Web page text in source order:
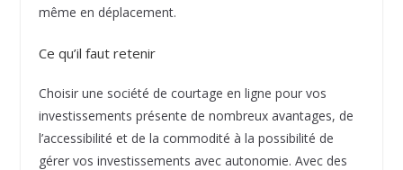
même en déplacement.
Ce qu’il faut retenir
Choisir une société de courtage en ligne pour vos
investissements présente de nombreux avantages, de
l’accessibilité et de la commodité à la possibilité de
gérer vos investissements avec autonomie. Avec des